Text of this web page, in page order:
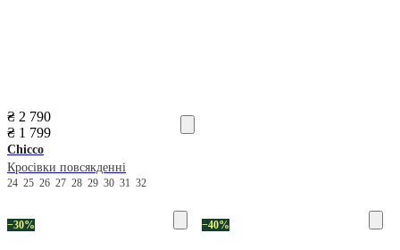
₴ 2 790
₴ 1 799
Chicco
Кросівки повсякденні
24 25 26 27 28 29 30 31 32
−30% −40%